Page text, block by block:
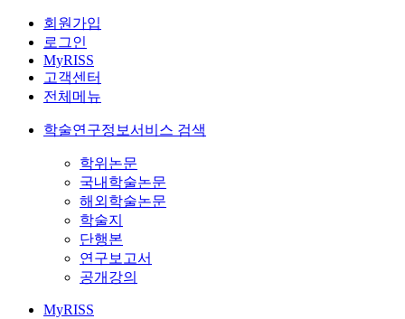
회원가입
로그인
MyRISS
고객센터
전체메뉴
학술연구정보서비스 검색
학위논문
국내학술논문
해외학술논문
학술지
단행본
연구보고서
공개강의
MyRISS